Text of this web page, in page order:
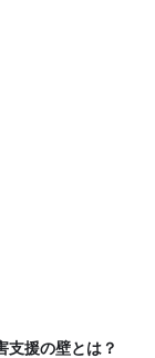
支援の壁とは？